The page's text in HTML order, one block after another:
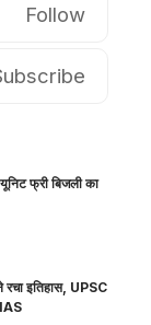
Follow
फ्री बिजली का
रचा इतिहास, UPSC